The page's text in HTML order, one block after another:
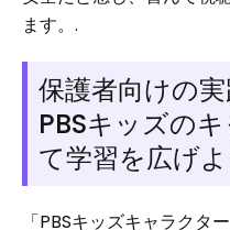
ます。.
保護者向けの
PBSキッズの
て学習を広げよ
「PBSキッズキャラクタ